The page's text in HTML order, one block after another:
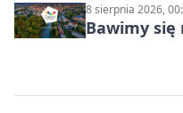
8 sierpnia 2026,
Bawimy się